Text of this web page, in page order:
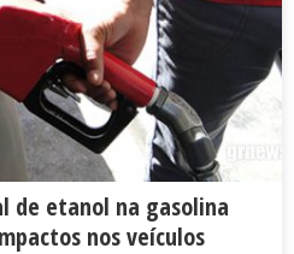
de etanol na gasolina
nos veículos